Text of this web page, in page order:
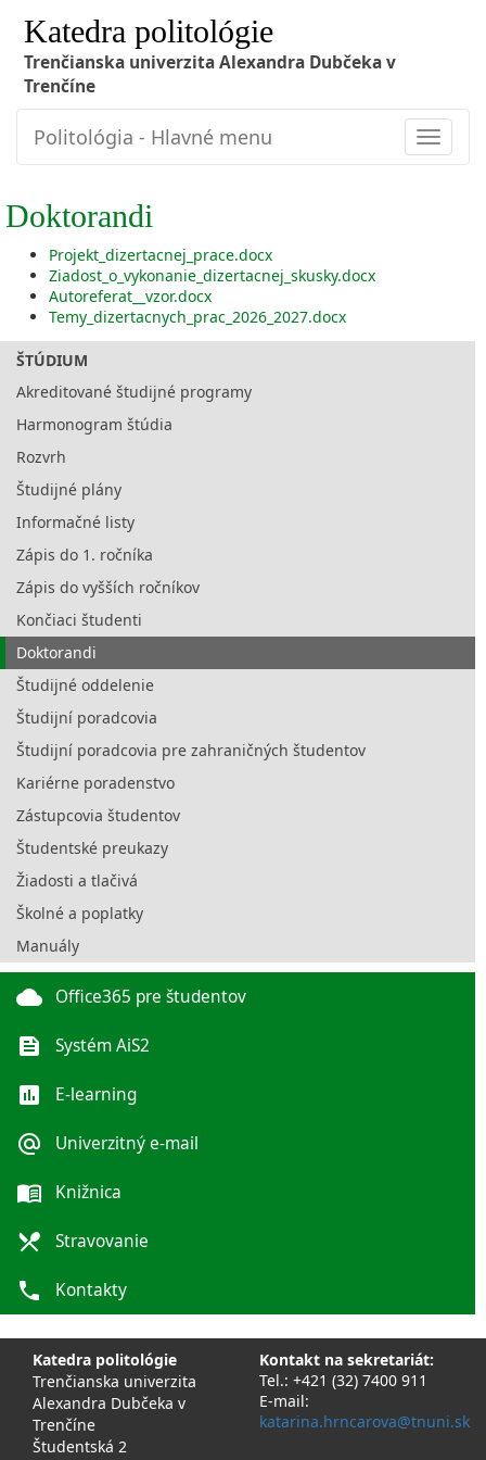
Katedra politológie
Trenčianska univerzita Alexandra Dubčeka v
Trenčíne
Toggle
Politológia - Hlavné menu
Doktorandi
Projekt_dizertacnej_prace.docx
Ziadost_o_vykonanie_dizertacnej_skusky.docx
Autoreferat__vzor.docx
Temy_dizertacnych_prac_2026_2027.docx
ŠTÚDIUM
Akreditované študijné programy
Harmonogram štúdia
Rozvrh
Študijné plány
Informačné listy
Zápis do 1. ročníka
Zápis do vyšších ročníkov
Končiaci študenti
Doktorandi
Študijné oddelenie
Študijní poradcovia
Študijní poradcovia pre zahraničných študentov
Kariérne poradenstvo
Zástupcovia študentov
Študentské preukazy
Žiadosti a tlačivá
Školné a poplatky
Manuály
cloud Office365 pre študentov
feed Systém AiS2
poll E-learning
alternate_email Univerzitný e-mail
menu_book Knižnica
local_dining Stravovanie
phone Kontakty
Katedra politológie
Trenčianska univerzita
Alexandra Dubčeka v
Trenčíne
Študentská 2
Kontakt na sekretariát:
Tel.: +421 (32) 7400 911
E-mail:
katarina.hrncarova@tnuni.sk